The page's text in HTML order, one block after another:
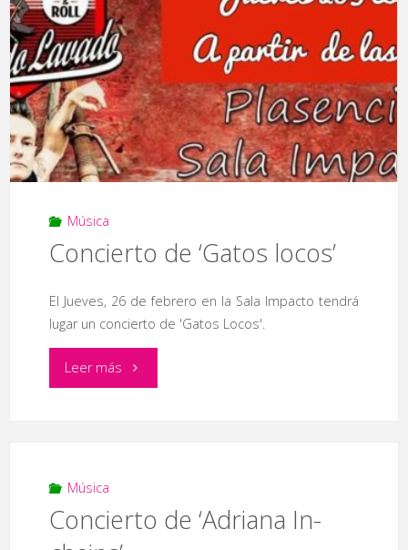
Concurso
de
Cante
Flamenco
‘Mayorga-
Música
Concierto de ‘Gatos locos’
El Jueves, 26 de febrero en la Sala Impacto tendrá
lugar un concierto de 'Gatos Locos'.
Leer más"Concierto
Música
Concierto de ‘Adriana In-